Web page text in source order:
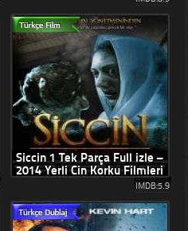
Siccin 1 Tek Parça Full izle –
2014 Yerli Cin Korku Filmleri
IMDB:5.9